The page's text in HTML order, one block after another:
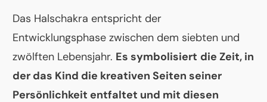
Das Halschakra entspricht der
Entwicklungsphase zwischen dem siebten und
zwölften Lebensjahr. Es symbolisiert die Zeit, in
der das Kind die kreativen Seiten seiner
Persönlichkeit entfaltet und mit diesen